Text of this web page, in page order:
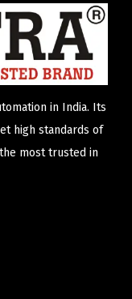
in India. Its
high standards of
most trusted in